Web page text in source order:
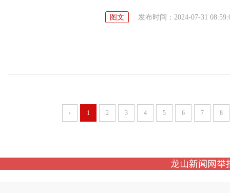
图文 发布时间：2024-07-31
‹ 1 2 3 4 5 6 7 8